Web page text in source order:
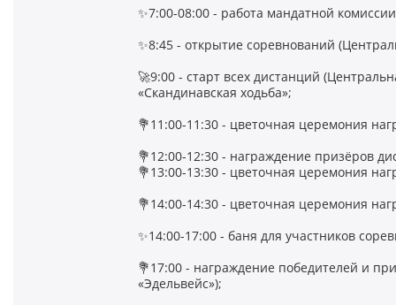
✨7:00-08:00 - работа мандатной
✨8:45 - открытие соревнований
🚀9:00 - старт всех дистанций
«Скандинавская ходьба»;
💐11:00-11:30 - цветочная церемония
💐12:00-12:30 - награждение призёров
💐13:00-13:30 - цветочная церемония
💐14:00-14:30 - цветочная церемония
✨14:00-17:00 - баня для участников
💐17:00 - награждение победителей и
«Эдельвейс»);